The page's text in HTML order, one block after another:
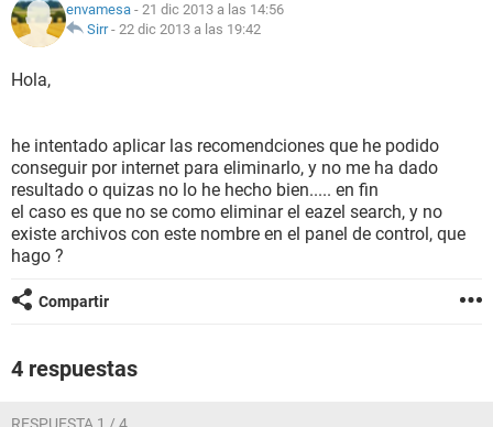
envamesa - 21 dic 2013 a las 14:56
Sirr- 22 dic 2013 a las 19:42
Hola,
he intentado aplicar las recomendciones que he podido
conseguir por internet para eliminarlo, y no me ha dado
resultado o quizas no lo he hecho bien..... en fin
el caso es que no se como eliminar el eazel search, y no
existe archivos con este nombre en el panel de control, que
hago ?
Compartir
4 respuestas